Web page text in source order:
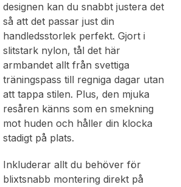
designen kan du snabbt justera det
så att det passar just din
handledsstorlek perfekt. Gjort i
slitstark nylon, tål det här
armbandet allt från svettiga
träningspass till regniga dagar utan
att tappa stilen. Plus, den mjuka
resåren känns som en smekning
mot huden och håller din klocka
stadigt på plats.
Inkluderar allt du behöver för
blixtsnabb montering direkt på